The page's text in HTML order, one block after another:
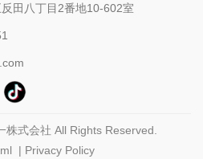
田八丁目2番地10-602室
式会社 All Rights Reserved.
| Privacy Policy